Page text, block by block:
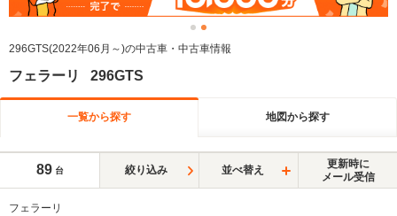
296GTS(2022年06月～)の中古車・中古車情報
フェラーリ 296GTS
一覧から探す 地図から探す
89 台 絞り込み 並べ替え
更新時に
メール受信
フェラーリ